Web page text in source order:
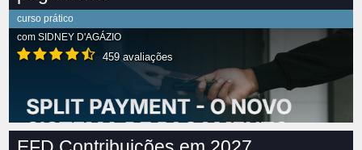
curso prático
com SIDNEY D'AGÁZIO
459 avaliações